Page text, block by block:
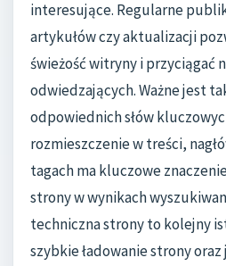
interesujące. Regularne
artykułów czy aktualizacji
świeżość witryny i przyciągać
odwiedzających. Ważne jest
odpowiednich słów
rozmieszczenie w treści,
tagach ma kluczowe
strony w wynikach
techniczna strony to kolejny
szybkie ładowanie strony